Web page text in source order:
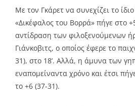
Με τον Γκάρετ να συνεχίζει το
«Δικέφαλος του Βορρά» πήγε στο
αντίδραση των φιλοξενούμενων
Γιάνκοβιτς, ο οποίος έφερε το
31), στο 18’. Αλλά, η άμυνα των
εναπομείναντα χρόνο και έτσι
το +6 (37-31).